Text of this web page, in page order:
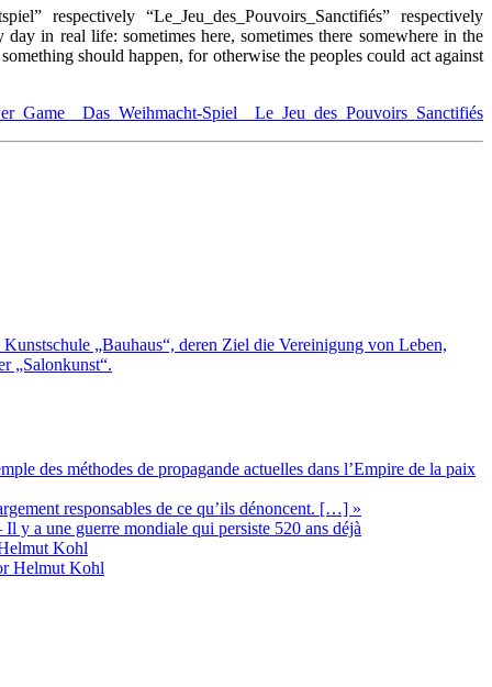
respectively “Le_Jeu_des_Pouvoirs_Sanctifiés” respectively
in real life: sometimes here, sometimes there somewhere in the
should happen, for otherwise the peoples could act against
_ Das_Weihmacht-Spiel _ Le_Jeu_des_Pouvoirs_Sanctifiés
„Bauhaus“, deren Ziel die Vereinigung von Leben,
„Salonkunst“.
des méthodes de propagande actuelles dans l’Empire de la paix
responsables de ce qu’ils dénoncent. […] »
y a une guerre mondiale qui persiste 520 ans déjà
Kohl
Helmut Kohl